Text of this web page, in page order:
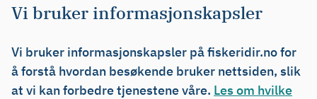
Vi bruker informasjonskapsler
Vi bruker informasjonskapsler på fiskeridir.no for
å forstå hvordan besøkende bruker nettsiden, slik
at vi kan forbedre tjenestene våre. Les om hvilke